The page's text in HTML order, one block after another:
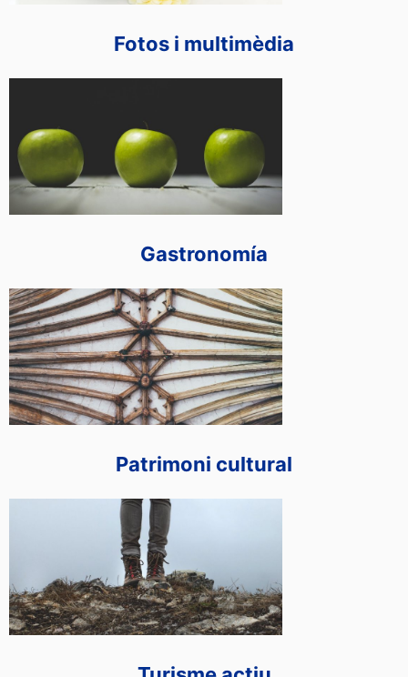
Fotos i multimèdia
Gastronomía
Patrimoni cultural